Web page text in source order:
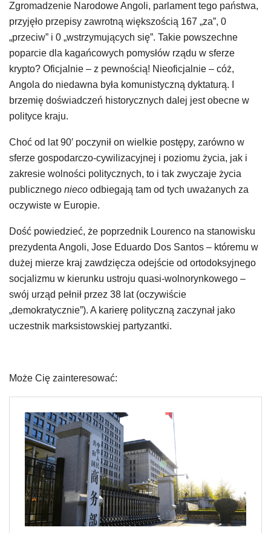
Zgromadzenie Narodowe Angoli, parlament tego państwa,
przyjęło przepisy zawrotną większością 167 „za”, 0
„przeciw” i 0 „wstrzymujących się”. Takie powszechne
poparcie dla kagańcowych pomysłów rządu w sferze
krypto? Oficjalnie – z pewnością! Nieoficjalnie – cóż,
Angola do niedawna była komunistyczną dyktaturą. I
brzemię doświadczeń historycznych dalej jest obecne w
polityce kraju.
Choć od lat 90′ poczynił on wielkie postępy, zarówno w
sferze gospodarczo-cywilizacyjnej i poziomu życia, jak i
zakresie wolności politycznych, to i tak zwyczaje życia
publicznego nieco odbiegają tam od tych uważanych za
oczywiste w Europie.
Dość powiedzieć, że poprzednik Lourenco na stanowisku
prezydenta Angoli, Jose Eduardo Dos Santos – któremu w
dużej mierze kraj zawdzięcza odejście od ortodoksyjnego
socjalizmu w kierunku ustroju quasi-wolnorynkowego –
swój urząd pełnił przez 38 lat (oczywiście
„demokratycznie”). A karierę polityczną zaczynał jako
uczestnik marksistowskiej partyzantki.
Może Cię zainteresować: